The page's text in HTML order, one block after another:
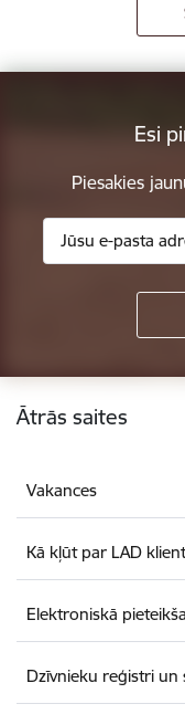
Esi
Piesakies
Kājene
Ātrās saites
Vakances
Kā kļūt par LAD
Elektroniskā
Dzīvnieku reģistri un